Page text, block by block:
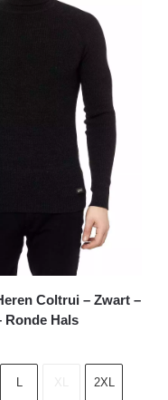
Coltrui – Zwart –
Ronde Hals
L 2XL